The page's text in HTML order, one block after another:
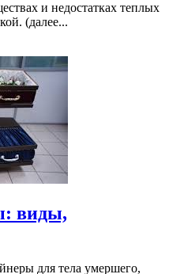
и недостатках теплых
(далее...
виды,
для тела умершего,